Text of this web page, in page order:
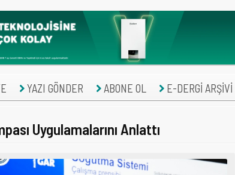
YAZI GÖNDER ABONE OL E-DERGİ ARŞİVİ
Uygulamalarını Anlattı